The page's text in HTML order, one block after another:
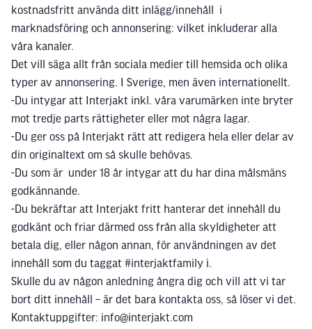
kostnadsfritt använda ditt inlägg/innehåll i
marknadsföring och annonsering: vilket inkluderar alla
våra kanaler.
Det vill säga allt från sociala medier till hemsida och olika
typer av annonsering. I Sverige, men även internationellt.
-Du intygar att Interjakt inkl. våra varumärken inte bryter
mot tredje parts rättigheter eller mot några lagar.
-Du ger oss på Interjakt rätt att redigera hela eller delar av
din originaltext om så skulle behövas.
-Du som är under 18 år intygar att du har dina målsmäns
godkännande.
-Du bekräftar att Interjakt fritt hanterar det innehåll du
godkänt och friar därmed oss från alla skyldigheter att
betala dig, eller någon annan, för användningen av det
innehåll som du taggat #interjaktfamily i.
Skulle du av någon anledning ångra dig och vill att vi tar
bort ditt innehåll – är det bara kontakta oss, så löser vi det.
Kontaktuppgifter: info@interjakt.com